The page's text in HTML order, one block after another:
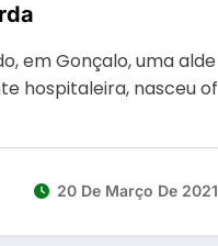
em Gonçalo, uma alde
hospitaleira, nasceu of
20 De Março De 2021